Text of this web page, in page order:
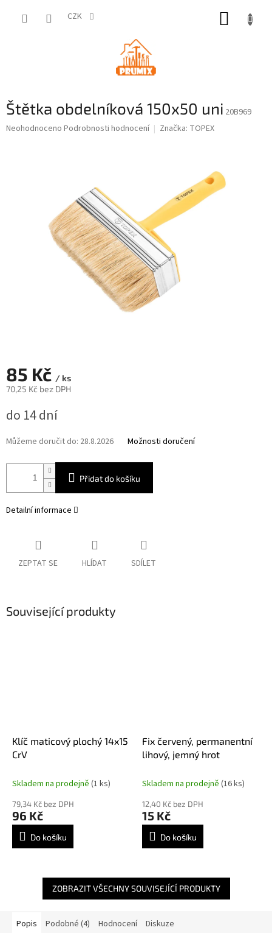
CZK
Štětka obdelníková 150x50 uni 20B969
Průměrné
Neohodnoceno Podrobnosti hodnocení Značka: TOPEX
85 Kč / ks
70,25 Kč bez DPH
cena:
do 14 dní
Můžeme doručit do: 28.8.2026 Možnosti doručení
Přidat do košíku
Detailní informace
ZEPTAT SE HLÍDAT SDÍLET
Související produkty
Klíč maticový plochý 14x15
CrV
Skladem na prodejně (1 ks)
79,34 Kč bez DPH
96 Kč
Do košíku
Fix červený, permanentní
lihový, jemný hrot
Skladem na prodejně (16 ks)
12,40 Kč bez DPH
15 Kč
Do košíku
ZOBRAZIT VŠECHNY SOUVISEJÍCÍ PRODUKTY
Popis Podobné (4) Hodnocení Diskuze